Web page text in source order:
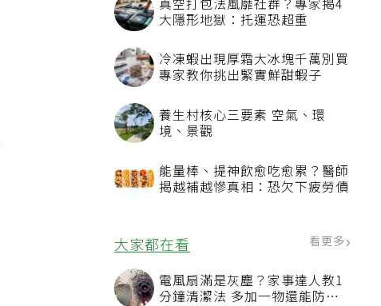
真空打包法風靡社群？專家揭4
大隱形地獄：托運恐超重
冷凍蝦出現厚霜大冰塊千萬別買
專家教你挑出緊實鮮甜蝦子
養生村核心三要素 空氣、環
境、景觀
能量棒、提神飲愈吃愈累？醫師
揭越補越慘真相：恐欠下疲勞債
大家都在看 看更多
電風扇滿是灰塵？家事達人教1